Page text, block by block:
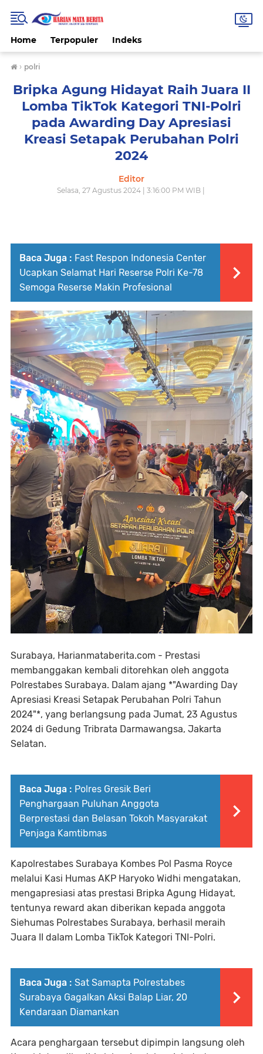
Home Terpopuler Indeks
› polri
Bripka Agung Hidayat Raih Juara II
Lomba TikTok Kategori TNI-Polri
pada Awarding Day Apresiasi
Kreasi Setapak Perubahan Polri
2024
Editor
Selasa, 27 Agustus 2024 | 3:16:00 PM WIB |
Baca Juga : Fast Respon Indonesia Center
Ucapkan Selamat Hari Reserse Polri Ke-78
Semoga Reserse Makin Profesional
Surabaya, Harianmataberita.com - Prestasi
membanggakan kembali ditorehkan oleh anggota
Polrestabes Surabaya. Dalam ajang *"Awarding Day
Apresiasi Kreasi Setapak Perubahan Polri Tahun
2024"*, yang berlangsung pada Jumat, 23 Agustus
2024 di Gedung Tribrata Darmawangsa, Jakarta
Selatan.
Baca Juga : Polres Gresik Beri
Penghargaan Puluhan Anggota
Berprestasi dan Belasan Tokoh Masyarakat
Penjaga Kamtibmas
Kapolrestabes Surabaya Kombes Pol Pasma Royce
melalui Kasi Humas AKP Haryoko Widhi mengatakan,
mengapresiasi atas prestasi Bripka Agung Hidayat,
tentunya reward akan diberikan kepada anggota
Siehumas Polrestabes Surabaya, berhasil meraih
Juara II dalam Lomba TikTok Kategori TNI-Polri.
Baca Juga : Sat Samapta Polrestabes
Surabaya Gagalkan Aksi Balap Liar, 20
Kendaraan Diamankan
Acara penghargaan tersebut dipimpin langsung oleh